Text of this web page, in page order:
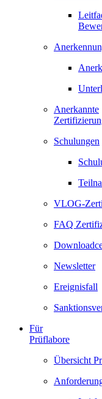
Anerkannte
Schulungen
VLOG-
FAQ
Newsletter
Ereignisfall
Für
Prüflabore
Übersicht